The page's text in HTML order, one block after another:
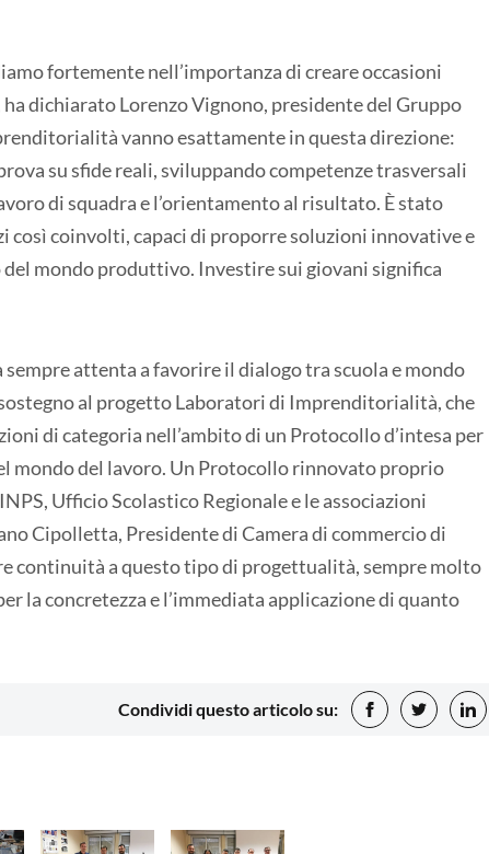
fortemente nell’importanza di creare occasioni
dichiarato Lorenzo Vignono, presidente del Gruppo
vanno esattamente in questa direzione:
su sfide reali, sviluppando competenze trasversali
di squadra e l’orientamento al risultato. È stato
così coinvolti, capaci di proporre soluzioni innovative e
mondo produttivo. Investire sui giovani significa
sempre attenta a favorire il dialogo tra scuola e mondo
al progetto Laboratori di Imprenditorialità, che
di categoria nell’ambito di un Protocollo d’intesa per
mondo del lavoro. Un Protocollo rinnovato proprio
Ufficio Scolastico Regionale e le associazioni
Cipolletta, Presidente di Camera di commercio di
continuità a questo tipo di progettualità, sempre molto
la concretezza e l’immediata applicazione di quanto
Condividi questo articolo su: